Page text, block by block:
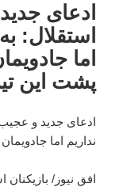
ادعای
استقلال:
اما
پشت این
ادعای جدید و عجیب
نداریم اما
افق نیوز/ بازیکنان